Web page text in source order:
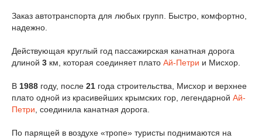
Заказ автотранспорта для любых групп. Быстро, комфортно,
надежно.
Действующая круглый год пассажирская канатная дорога
длиной 3 км, которая соединяет плато Ай-Петри и Мисхор.
В 1988 году, после 21 года строительства, Мисхор и верхнее
плато одной из красивейших крымских гор, легендарной Ай-
Петри , соединила канатная дорога.
По парящей в воздухе «тропе» туристы поднимаются на